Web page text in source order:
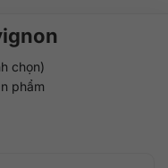
chọn)
phẩm